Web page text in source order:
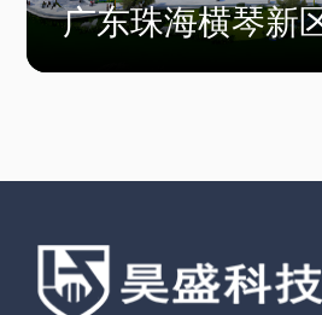
广东珠海横琴新
中心项目工程